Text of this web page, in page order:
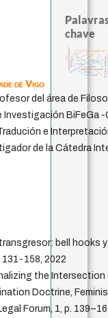
de Vigo
del área de
Investigación BiFeGa
e
de la Cátedra
bell hooks
131-158, 2022
the
Doctrine,
Forum, 1, p.
chave
fundamentalismo jacobi
protágoras
experiência temporal metafísica do tempo
género
idade intolerância
classical german philosophy
identidade nacional filosofias indígenas
j.c.m. neto
palavra
perdón
leyes
violencia
logos
pedagogia
lei
desejo
sacrifício
bataille
mind
therapy
animais